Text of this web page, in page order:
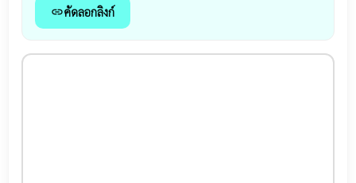
linkคัดลอกลิงก์